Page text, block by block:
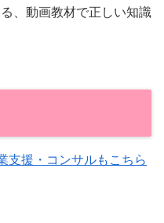
、動画教材で正しい知識
支援・コンサルもこちら